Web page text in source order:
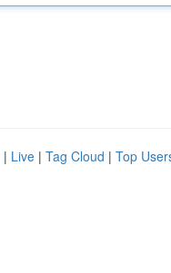
| Live | Tag Cloud | Top